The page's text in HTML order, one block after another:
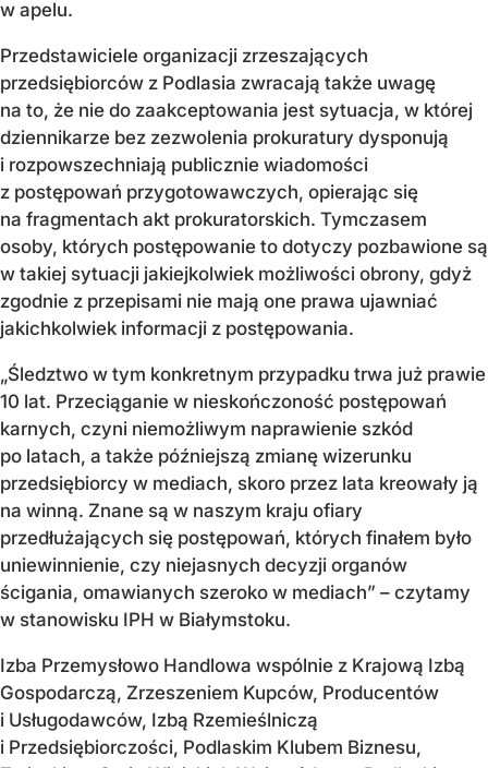
w apelu.
Przedstawiciele organizacji zrzeszających
przedsiębiorców z Podlasia zwracają także uwagę
na to, że nie do zaakceptowania jest sytuacja, w której
dziennikarze bez zezwolenia prokuratury dysponują
i rozpowszechniają publicznie wiadomości
z postępowań przygotowawczych, opierając się
na fragmentach akt prokuratorskich. Tymczasem
osoby, których postępowanie to dotyczy pozbawione są
w takiej sytuacji jakiejkolwiek możliwości obrony, gdyż
zgodnie z przepisami nie mają one prawa ujawniać
jakichkolwiek informacji z postępowania.
„Śledztwo w tym konkretnym przypadku trwa już prawie
10 lat. Przeciąganie w nieskończoność postępowań
karnych, czyni niemożliwym naprawienie szkód
po latach, a także późniejszą zmianę wizerunku
przedsiębiorcy w mediach, skoro przez lata kreowały ją
na winną. Znane są w naszym kraju ofiary
przedłużających się postępowań, których finałem było
uniewinnienie, czy niejasnych decyzji organów
ścigania, omawianych szeroko w mediach” – czytamy
w stanowisku IPH w Białymstoku.
Izba Przemysłowo Handlowa wspólnie z Krajową Izbą
Gospodarczą, Zrzeszeniem Kupców, Producentów
i Usługodawców, Izbą Rzemieślniczą
i Przedsiębiorczości, Podlaskim Klubem Biznesu,